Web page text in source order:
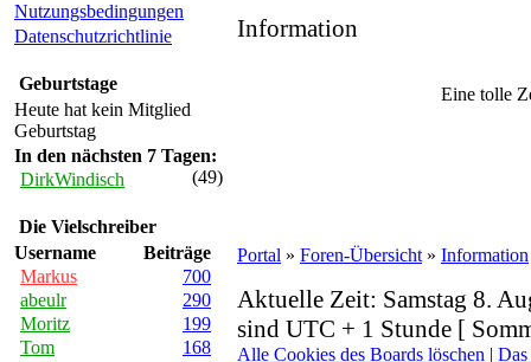
Nutzungsbedingungen
Datenschutzrichtlinie
Geburtstage
Heute hat kein Mitglied
Geburtstag
In den nächsten 7 Tagen:
DirkWindisch
(49)
Die Vielschreiber
Username
Beiträge
Markus
700
abeulr
290
Moritz
199
Tom
168
Information
Eine tolle
Portal » Foren-Übersicht » Information
Aktuelle Zeit: Samstag 8.
sind UTC + 1 Stunde [
Alle Cookies des Boards löschen | Das